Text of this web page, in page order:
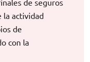
de seguros
la actividad
de
con la